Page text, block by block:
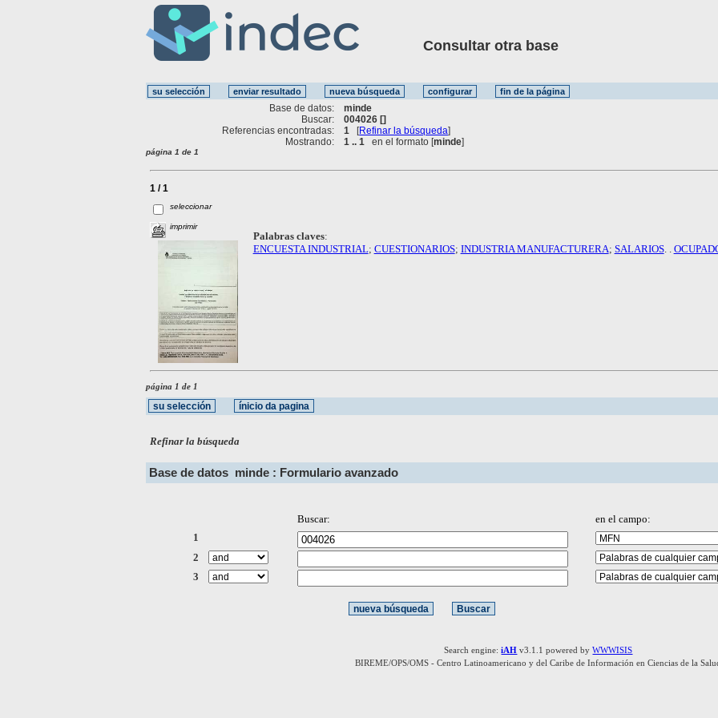
Consultar otra base
Base de datos:
minde
Buscar:
004026 []
Referencias encontradas:
1 [Refinar la búsqueda]
Mostrando:
1 .. 1 en el formato [minde]
página 1 de 1
1 / 1
seleccionar
imprimir
Palabras claves:
ENCUESTA INDUSTRIAL; CUESTIONARIOS; INDUSTRIA MANUFACTURERA; SALARIOS. .
página 1 de 1
Refinar la búsqueda
Base de datos minde : Formulario avanzado
Buscar:
en el campo:
1
2
3
Search engine:iAH v3.1.1 powered byWWWISIS
BIREME/OPS/OMS - Centro Latinoamericano y del Caribe de Información en Ciencias de la